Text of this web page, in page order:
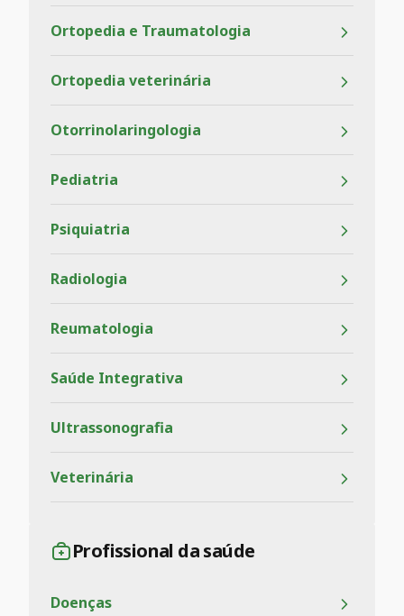
Ortopedia e Traumatologia
Ortopedia veterinária
Otorrinolaringologia
Pediatria
Psiquiatria
Radiologia
Reumatologia
Saúde Integrativa
Ultrassonografia
Veterinária
Profissional da saúde
Doenças